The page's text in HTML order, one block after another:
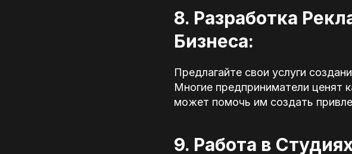
8. Разработка
Бизнеса:
Предлагайте свои услуги
Многие предприниматели ценят
может помочь им создать
9. Работа в